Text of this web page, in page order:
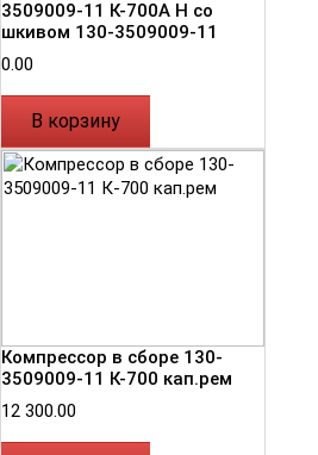
3509009-11 К-700А Н со
шкивом 130-3509009-11
0.00
В корзину
Компрессор в сборе 130-
3509009-11 К-700 кап.рем
12 300.00